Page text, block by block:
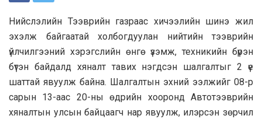
Нийслэлийн Тээврийн газраас хичээлийн шинэ жил
эхэлж байгаатай холбогдуулан нийтийн тээврийн
үйлчилгээний хэрэгслийн өнгө үзэмж, техникийн бүрэн
бүтэн байдалд хяналт тавих нэгдсэн шалгалтыг 2 үе
шаттай явуулж байна. Шалгалтын эхний ээлжийг 08-р
сарын 13-аас 20-ны өдрийн хооронд Автотээврийн
хяналтын улсын байцаагч нар явуулж, илэрсэн зөрчил